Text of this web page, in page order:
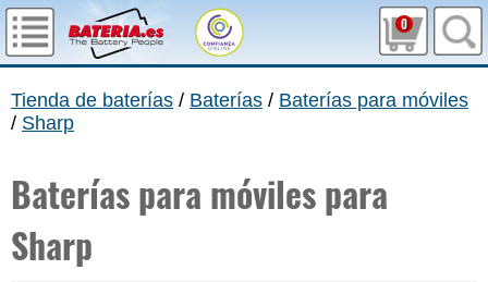
0
Tienda de baterías / Baterías / Baterías para móviles
/ Sharp
Baterías para móviles para
Sharp